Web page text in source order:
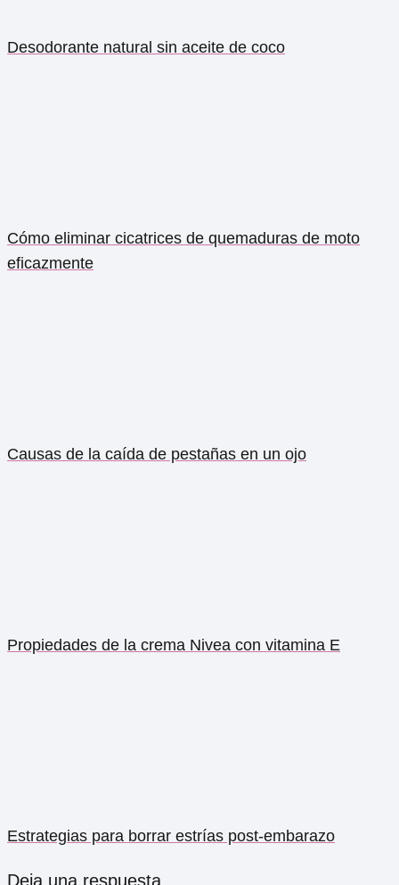
Desodorante natural sin aceite de coco
Cómo eliminar cicatrices de quemaduras de moto
eficazmente
Causas de la caída de pestañas en un ojo
Propiedades de la crema Nivea con vitamina E
Estrategias para borrar estrías post-embarazo
Deja una respuesta